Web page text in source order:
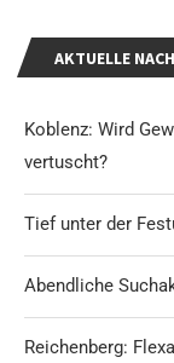
AKTUELLE
Koblenz: Wird
vertuscht?
Tief unter der
Abendliche
Reichenberg: